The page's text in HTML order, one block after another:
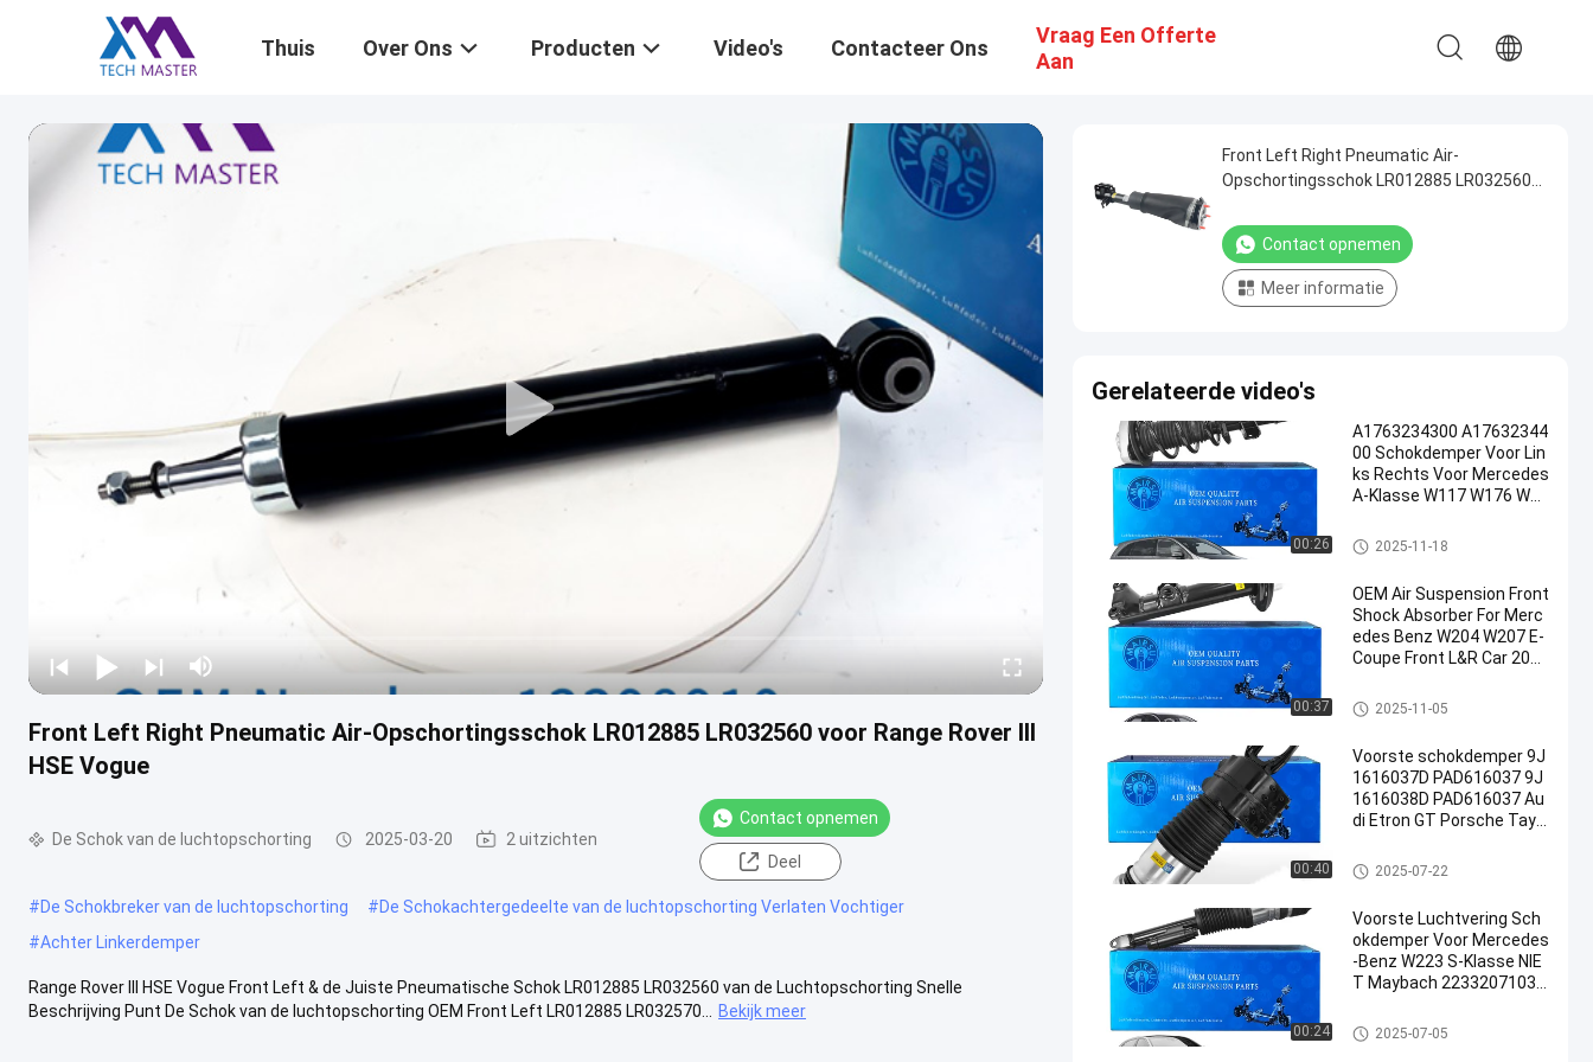
Thuis Over Ons Producten Video's Contacteer Ons
Vraag Een Offerte
Aan
Front Left Right Pneumatic Air-Opschortingsschok LR012885 LR032560 voor Range Rover III
HSE Vogue
De Schok van de luchtopschorting 2025-03-20 2 uitzichten
Contact opnemen
Deel
#De Schokbreker van de luchtopschorting #De Schokachtergedeelte van de luchtopschorting Verlaten Vochtiger
#Achter Linkerdemper
Range Rover III HSE Vogue Front Left & de Juiste Pneumatische Schok LR012885 LR032560 van de Luchtopschorting Snelle
Beschrijving Punt De Schok van de luchtopschorting OEM Front Left LR012885 LR032570...
Bekijk meer
Front Left Right Pneumatic Air-
Opschortingsschok LR012885 LR032560
Contact opnemen
Meer informatie
Gerelateerde video's
00:26
A1763234300 A17632344
00 Schokdemper Voor Lin
ks Rechts Voor Mercedes
A-Klasse W117 W176 W24
De Schok van de luchtopschor
ting
2025-11-18
00:37
OEM Air Suspension Front
Shock Absorber For Merc
edes Benz W204 W207 E-
Coupe Front L&R Car 2043
De Schok van de luchtopschor
ting
2025-11-05
00:40
Voorste schokdemper 9J
1616037D PAD616037 9J
1616038D PAD616037 Au
di Etron GT Porsche Tayc
2021-
De Schok van de luchtopschor
ting
2025-07-22
00:24
Voorste Luchtvering Sch
okdemper Voor Mercedes
-Benz W223 S-Klasse NIE
T Maybach 2233207103 2
233208803
De Schok van de luchtopschor
ting
2025-07-05